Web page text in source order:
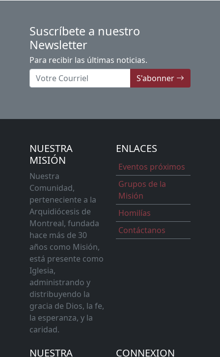
Suscríbete a nuestro
Newsletter
Para recibir las últimas noticias.
S'abonner
NUESTRA
MISIÓN
Nuestra
Comunidad,
perteneciente a la
Arquidiócesis de
Montreal, fundada
hace más de 30
años como Misión,
está presente como
Iglesia,
administrando y
distribuyendo la
gracia de Dios, la fe,
la esperanza, y la
caridad.
ENLACES
Eventos próximos
Grupos de la
Misión
Homilías
Contáctanos
NUESTRA CONNEXION